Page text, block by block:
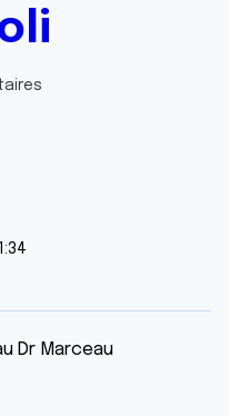
Dr Marceau